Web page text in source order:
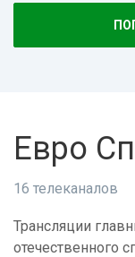
Евро
16 телеканалов
Трансляции
отечественного